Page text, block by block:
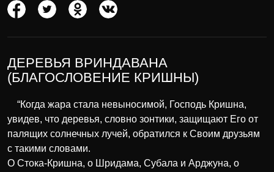
ДЕРЕВЬЯ ВРИНДАВАНА
(БЛАГОСЛОВЕНИЕ КРИШНЫ)
“Когда жара стала невыносимой, Господь Кришна,
увидев, что деревья, словно зонтики, защищают Его от
палящих солнечных лучей, обратился к Своим друзьям
с такими словами.
О Стока-Кришна, о Шридама, Субала и Арджуна, о